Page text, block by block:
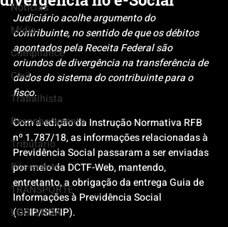
Notícias
Mídia
Compliance
Civil
Trabalhista
Reconhecimento
Tributário
Pós-evento
TRANSPORTE
LOGISTICA
Judiciário acolhe argumento do
contribuinte, no sentido de que os débitos
apontados pela Receita Federal são
oriundos de divergência na transferência de
dados do sistema do contribuinte para o
fisco.
Com a edição da Instrução Normativa RFB
nº 1.787/18, as informações relacionadas à
Previdência Social passaram a ser enviadas
por meio da DCTF-Web, mantendo,
entretanto, a obrigação da entrega Guia de
Informações à Previdência Social
(GFIP/SEFIP).